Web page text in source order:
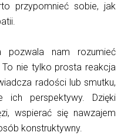
przypomnieć sobie, jak
pozwala nam rozumieć
nie tylko prosta reakcja
radości lub smutku,
ich perspektywy. Dzięki
wspierać się nawzajem
konstruktywny.